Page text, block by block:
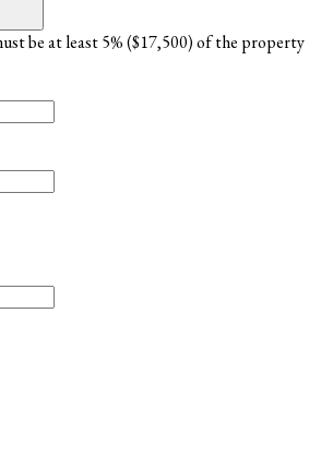
be at least 5% ($17,500) of the property